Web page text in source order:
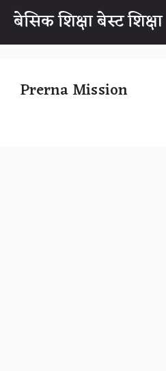
Skipबेसिक शिक्षा बेस्ट शिक्षा
Prerna Mission